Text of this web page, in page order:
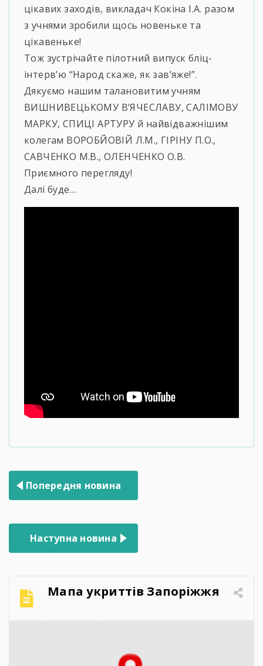
цікавих заходів, викладач Кокіна І.А. разом
з учнями зробили щось новеньке та
цікавеньке!
Тож зустрічайте пілотний випуск бліц-
інтерв’ю “Народ скаже, як зав’яже!”.
Дякуємо нашим талановитим учням
ВИШНИВЕЦЬКОМУ В’ЯЧЕСЛАВУ, САЛІМОВУ
МАРКУ, СПИЦІ АРТУРУ й найвідважнішим
колегам ВОРОБЙОВІЙ Л.М., ГІРІНУ П.О.,
САВЧЕНКО М.В., ОЛЕНЧЕНКО О.В.
Приємного перегляду!
Далі буде…
Навігація
записів
Попередня новина
Наступна новина
Мапа укриттів Запоріжжя